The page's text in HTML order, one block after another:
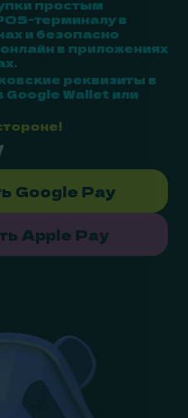
простым
терминалу в
и безопасно
в приложениях
реквизиты в
Wallet или
Google Pay
Apple Pay